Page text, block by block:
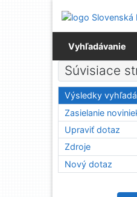
Prejsť na menu
Prehlásenie o
Vyhľadávanie
Súvisiace
Výsledky
Zasielanie
Upraviť dotaz
Zdroje
Nový dotaz